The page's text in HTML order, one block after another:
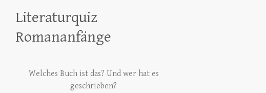
Literaturquiz
Romananfänge
Welches Buch ist das? Und wer hat es
geschrieben?